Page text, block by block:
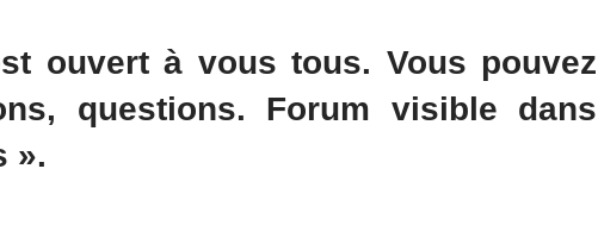
ouvert à vous tous. Vous pouvez
questions. Forum visible dans
».